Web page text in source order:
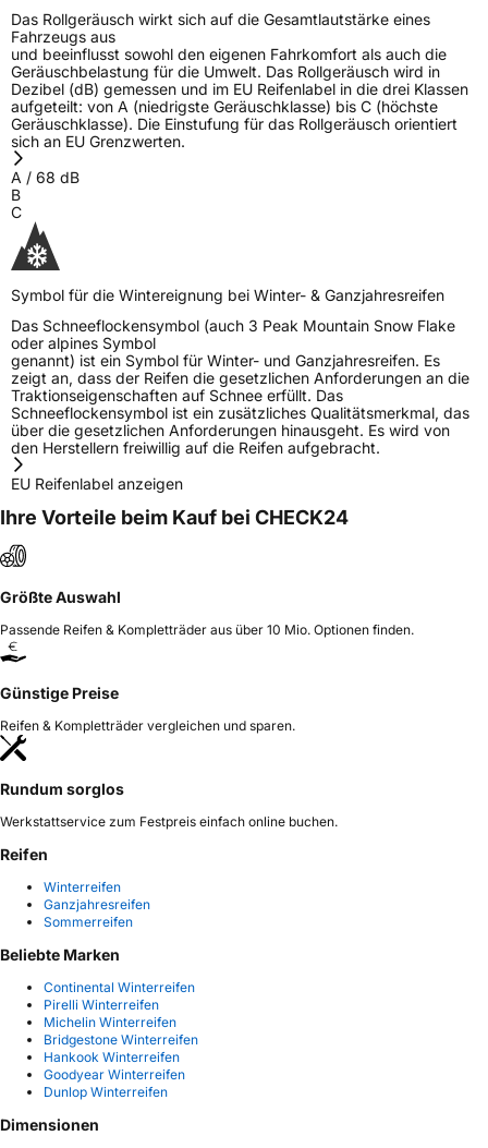
Das Rollgeräusch wirkt sich auf die Gesamtlautstärke eines
Fahrzeugs aus
und beeinflusst sowohl den eigenen Fahrkomfort als auch die
Geräuschbelastung für die Umwelt. Das Rollgeräusch wird in
Dezibel (dB) gemessen und im EU Reifenlabel in die drei Klassen
aufgeteilt: von A (niedrigste Geräuschklasse) bis C (höchste
Geräuschklasse). Die Einstufung für das Rollgeräusch orientiert
sich an EU Grenzwerten.
A / 68 dB
B
C
Symbol für die Wintereignung bei Winter- & Ganzjahresreifen
Das Schneeflockensymbol (auch 3 Peak Mountain Snow Flake
oder alpines Symbol
genannt) ist ein Symbol für Winter- und Ganzjahresreifen. Es
zeigt an, dass der Reifen die gesetzlichen Anforderungen an die
Traktionseigenschaften auf Schnee erfüllt. Das
Schneeflockensymbol ist ein zusätzliches Qualitätsmerkmal, das
über die gesetzlichen Anforderungen hinausgeht. Es wird von
den Herstellern freiwillig auf die Reifen aufgebracht.
EU Reifenlabel anzeigen
Ihre Vorteile beim Kauf bei CHECK24
Größte Auswahl
Passende Reifen & Kompletträder aus über 10 Mio. Optionen finden.
Günstige Preise
Reifen & Kompletträder vergleichen und sparen.
Rundum sorglos
Werkstattservice zum Festpreis einfach online buchen.
Reifen
Winterreifen
Ganzjahresreifen
Sommerreifen
Beliebte Marken
Continental Winterreifen
Pirelli Winterreifen
Michelin Winterreifen
Bridgestone Winterreifen
Hankook Winterreifen
Goodyear Winterreifen
Dunlop Winterreifen
Dimensionen